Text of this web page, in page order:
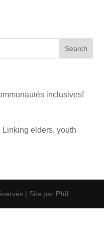
inclusives!
elders, youth
| Site par Phil